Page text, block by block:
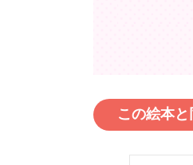
この絵本